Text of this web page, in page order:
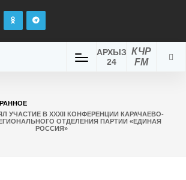
КЧР
FM
АРХЫЗ
24
УЧАСТИЕ В XXXII КОНФЕРЕНЦИИ КАРАЧАЕВО-
ОТДЕЛЕНИЯ ПАРТИИ «ЕДИНАЯ
РОССИЯ»